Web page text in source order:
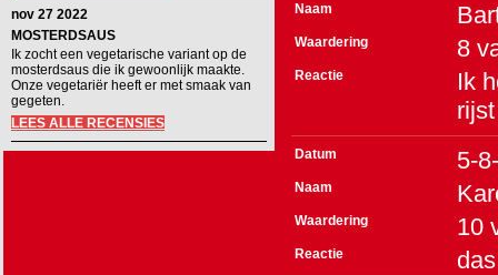
nov 27 2022
MOSTERDSAUS
Ik zocht een vegetarische variant op de
mosterdsaus die ik gewoonlijk maakte.
Onze vegetariër heeft er met smaak van
gegeten.
LEES ALLE RECENSIES
Naam
Waardering 8
Reactie
Ik
Datum 5-
Naam
Waardering 10
Reactie